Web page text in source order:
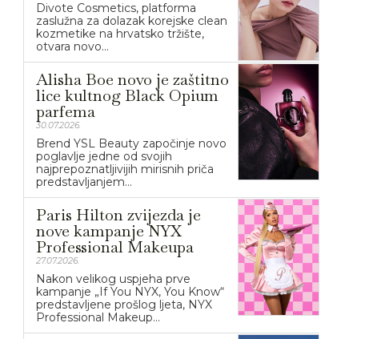
Divote Cosmetics, platforma
zaslužna za dolazak korejske clean
kozmetike na hrvatsko tržište,
otvara novo...
Alisha Boe novo je zaštitno
lice kultnog Black Opium
parfema
30.07.2026.
Brend YSL Beauty započinje novo
poglavlje jedne od svojih
najprepoznatljivijih mirisnih priča
predstavljanjem...
Paris Hilton zvijezda je
nove kampanje NYX
Professional Makeupa
27.07.2026.
Nakon velikog uspjeha prve
kampanje „If You NYX, You Know“
predstavljene prošlog ljeta, NYX
Professional Makeup...